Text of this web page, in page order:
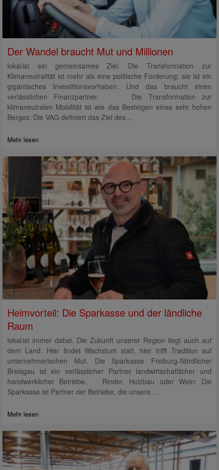
Der Wandel braucht Mut und Millionen
lokal ist ein gemeinsames Ziel. Die Transformation zur
Klimaneutralität ist mehr als eine politische Forderung; sie ist ein
gigantisches Investitionsvorhaben. Und das braucht einen
verlässlichen Finanzpartner. Die Transformation zur
klimaneutralen Mobilität ist wie das Besteigen eines sehr hohen
Berges: Die VAG definiert das Ziel des…
Mehr lesen
Heimvorteil: Die Sparkasse und der ländliche
Raum
lokal ist immer dabei. Die Zukunft unserer Region liegt auch auf
dem Land. Hier findet Wachstum statt, hier trifft Tradition auf
unternehmerischen Mut. Die Sparkasse Freiburg-Nördlicher
Breisgau ist ein verlässlicher Partner landwirtschaftlicher und
handwerklicher Betriebe. Rinder, Holzbau oder Wein: Die
Sparkasse ist Partner der Betriebe, die unsere…
Mehr lesen